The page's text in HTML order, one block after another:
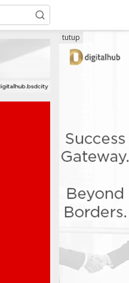
tutup